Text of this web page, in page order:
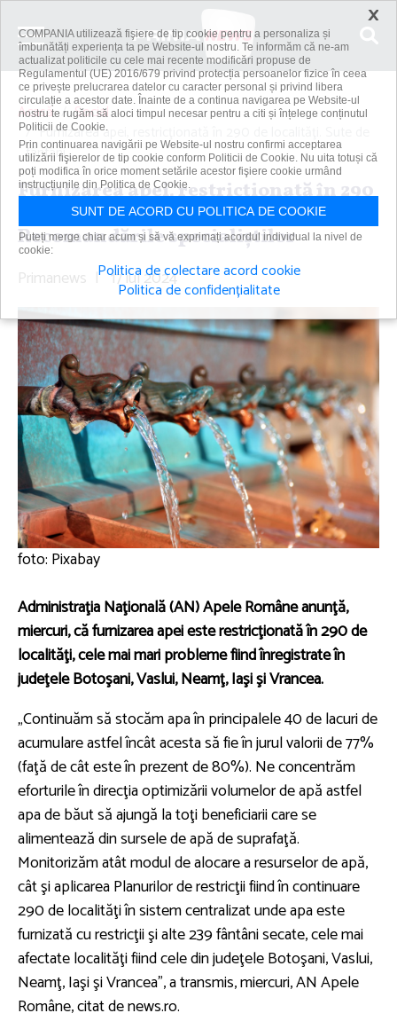
Acasă
Social
Furnizarea apei, restricţionată în 290 de localităţi. Sute de
fântâni...
Furnizarea apei, restricţionată în 290
de localităţi. Sute de fântâni secate.
Recomandările specialiştilor
Primanews | 17 iul 2024
foto: Pixabay
Administraţia Naţională (AN) Apele Române anunţă,
miercuri, că furnizarea apei este restricţionată în 290 de
localităţi, cele mai mari probleme fiind înregistrate în
judeţele Botoşani, Vaslui, Neamţ, Iaşi şi Vrancea.
„Continuăm să stocăm apa în principalele 40 de lacuri de
acumulare astfel încât acesta să fie în jurul valorii de 77%
(faţă de cât este în prezent de 80%). Ne concentrăm
eforturile în direcţia optimizării volumelor de apă astfel
apa de băut să ajungă la toţi beneficiarii care se
alimentează din sursele de apă de suprafaţă.
Monitorizăm atât modul de alocare a resurselor de apă,
cât şi aplicarea Planurilor de restricţii fiind în continuare
290 de localităţi în sistem centralizat unde apa este
furnizată cu restricţii şi alte 239 fântâni secate, cele mai
afectate localităţi fiind cele din judeţele Botoşani, Vaslui,
Neamţ, Iaşi şi Vrancea”, a transmis, miercuri, AN Apele
Române, citat de news.ro.
×
COMPANIA utilizează fişiere de tip cookie pentru a personaliza și
îmbunătăți experiența ta pe Website-ul nostru. Te informăm că ne-am
actualizat politicile cu cele mai recente modificări propuse de
Regulamentul (UE) 2016/679 privind protecția persoanelor fizice în ceea
ce privește prelucrarea datelor cu caracter personal și privind libera
circulație a acestor date. Înainte de a continua navigarea pe Website-ul
nostru te rugăm să aloci timpul necesar pentru a citi și înțelege conținutul
Politicii de Cookie.
Prin continuarea navigării pe Website-ul nostru confirmi acceptarea
utilizării fişierelor de tip cookie conform Politicii de Cookie. Nu uita totuși că
poți modifica în orice moment setările acestor fişiere cookie urmând
instrucțiunile din Politica de Cookie.
SUNT DE ACORD CU POLITICA DE COOKIE
Puteți merge chiar acum și să vă exprimați acordul individual la nivel de
cookie:
Politica de colectare acord cookie
Politica de confidențialitate